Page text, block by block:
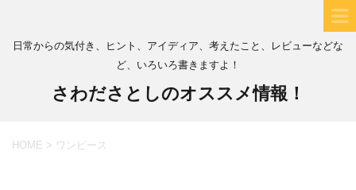
日常からの気付き、ヒント、アイディア、考えたこと、レビューなどな
ど、いろいろ書きますよ！
さわださとしのオススメ情報！
HOME > ワンピース